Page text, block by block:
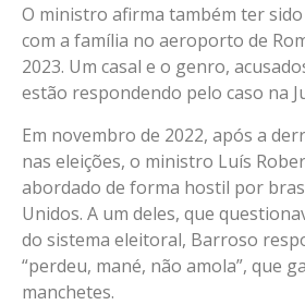
O ministro afirma também ter
com a família no aeroporto de
2023. Um casal e o genro,
estão respondendo pelo caso na
Em novembro de 2022, após a
nas eleições, o ministro Luís
abordado de forma hostil por
Unidos. A um deles, que
do sistema eleitoral, Barroso
“perdeu, mané, não amola”, que
manchetes.